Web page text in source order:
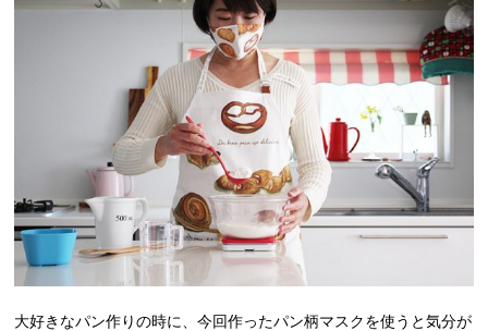
大好きなパン作りの時に、今回作ったパン柄マスクを使うと気分が